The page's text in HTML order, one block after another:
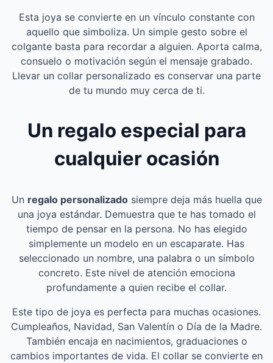
Esta joya se convierte en un vínculo constante con
aquello que simboliza. Un simple gesto sobre el
colgante basta para recordar a alguien. Aporta calma,
consuelo o motivación según el mensaje grabado.
Llevar un collar personalizado es conservar una parte
de tu mundo muy cerca de ti.
Un regalo especial para
cualquier ocasión
Un regalo personalizadosiempre deja más huella que
una joya estándar. Demuestra que te has tomado el
tiempo de pensar en la persona. No has elegido
simplemente un modelo en un escaparate. Has
seleccionado un nombre, una palabra o un símbolo
concreto. Este nivel de atención emociona
profundamente a quien recibe el collar.
Este tipo de joya es perfecta para muchas ocasiones.
Cumpleaños, Navidad, San Valentín o Día de la Madre.
También encaja en nacimientos, graduaciones o
cambios importantes de vida. El collar se convierte en